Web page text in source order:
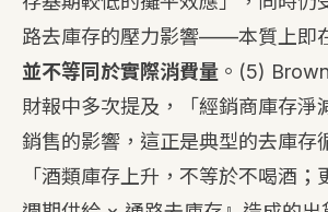
路去庫存的壓力影響——本質上即
並不等同於實際消費量 。 (5)
財報中多次提及，「經銷商庫存淨
銷售的影響，這正是典型的去庫存
「酒類庫存上升，不等於不喝酒；